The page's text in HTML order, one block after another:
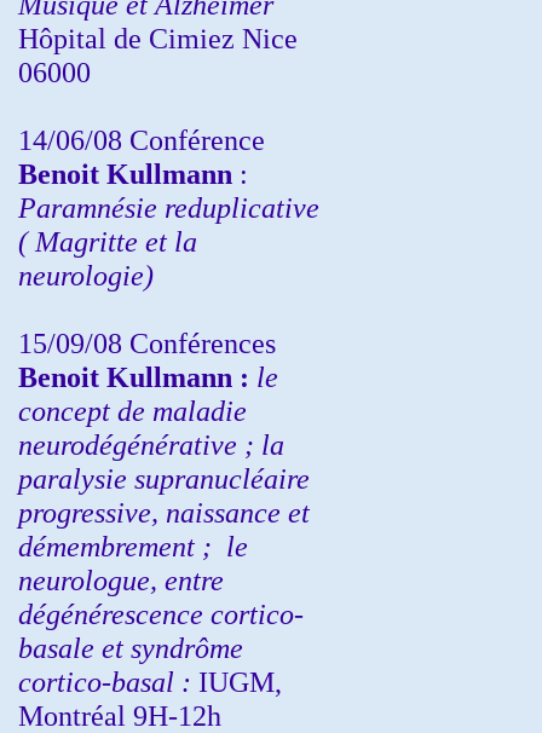
Hôpital de Cimiez Nice
06000
14/06/08 Conférence
Benoit Kullmann :
Paramnésie reduplicative
( Magritte et la
neurologie)
15/09/08 Conférences
Benoit Kullmann : le
concept de maladie
neurodégénérative ; la
paralysie supranucléaire
progressive, naissance et
démembrement ; le
neurologue, entre
dégénérescence cortico-
basale et syndrôme
cortico-basal : IUGM,
Montréal 9H-12h